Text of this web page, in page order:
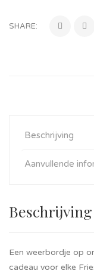
SHARE:
Beschrijving
Aanvullende
Beschrijving
Een weerbordje op
cadeau voor elke